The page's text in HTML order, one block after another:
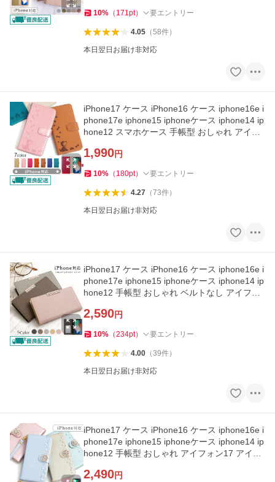
10% （ 171pt） 要エントリー
4.05（58件）
本日翌日お届け非対応
iPhone17 ケース iPhone16 ケース iphone16e i
phone17e iphone15 iphoneケース iphone14 ip
hone12 スマホケース 手帳型 おしゃれ アイフ
1,990円
10% （ 180pt） 要エントリー
4.27（73件）
本日翌日お届け非対応
iPhone17 ケース iPhone16 ケース iphone16e i
phone17e iphone15 iphoneケース iphone14 ip
hone12 手帳型 おしゃれ ベルトなし アイフォ
2,590円
10% （234pt） 要エントリー
4.00（39件）
本日翌日お届け非対応
iPhone17 ケース iPhone16 ケース iphone16e i
phone17e iphone15 iphoneケース iphone14 ip
hone12 手帳型 おしゃれ アイフォン17 アイフ
2,490円